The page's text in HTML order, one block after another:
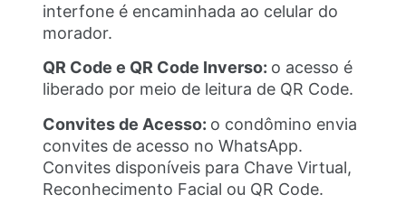
interfone é encaminhada ao celular do
morador.
QR Code e QR Code Inverso: o acesso é
liberado por meio de leitura de QR Code.
Convites de Acesso: o condômino envia
convites de acesso no WhatsApp.
Convites disponíveis para Chave Virtual,
Reconhecimento Facial ou QR Code.